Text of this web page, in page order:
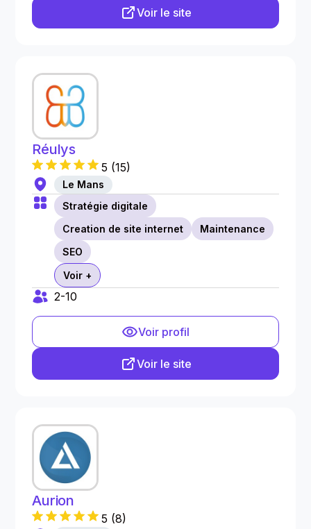
Voir le site
Réulys
5 (15)
Le Mans
Stratégie digitale
Creation de site internet
Maintenance
SEO
Voir +
2-10
Voir profil
Voir le site
Aurion
5 (8)